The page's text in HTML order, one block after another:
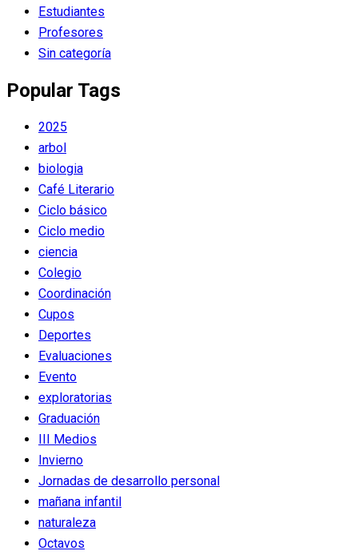
Estudiantes
Profesores
Sin categoría
Popular Tags
2025
arbol
biologia
Café Literario
Ciclo básico
Ciclo medio
ciencia
Colegio
Coordinación
Cupos
Deportes
Evaluaciones
Evento
exploratorias
Graduación
III Medios
Invierno
Jornadas de desarrollo personal
mañana infantil
naturaleza
Octavos